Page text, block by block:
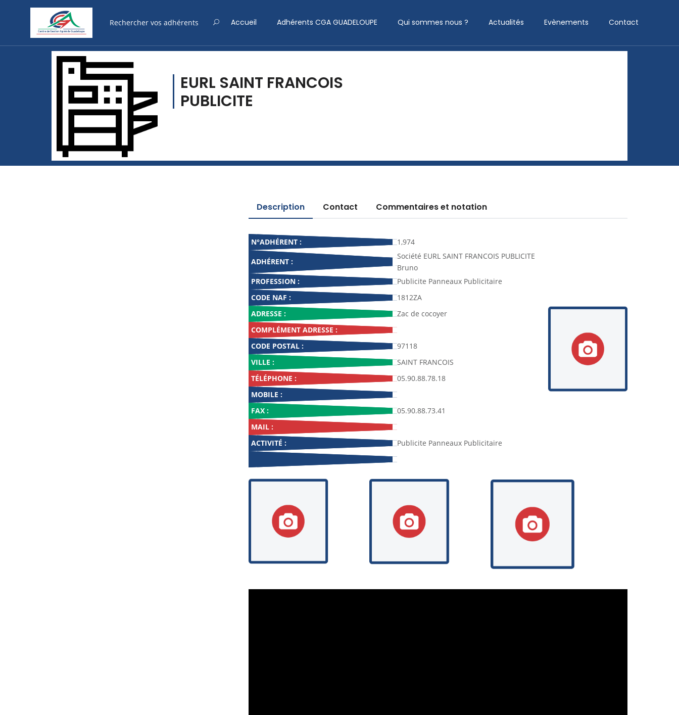
Accueil Adhérents CGA GUADELOUPE Qui sommes nous ? Actualités Evènements Contact
EURL SAINT FRANCOIS
PUBLICITE
Description Contact Commentaires et notation
N°ADHÉRENT : 1,974
ADHÉRENT :
Société EURL SAINT FRANCOIS PUBLICITE
Bruno
PROFESSION :
Publicite Panneaux Publicitaire
CODE NAF :
1812ZA
ADRESSE :
Zac de cocoyer
COMPLÉMENT ADRESSE :
CODE POSTAL :
97118
VILLE :
SAINT FRANCOIS
TÉLÉPHONE :
05.90.88.78.18
MOBILE :
FAX :
05.90.88.73.41
MAIL :
ACTIVITÉ :
Publicite Panneaux Publicitaire